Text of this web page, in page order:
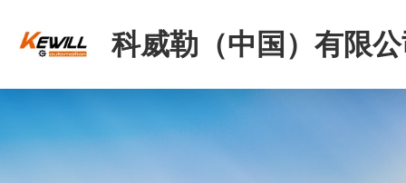
科威勒（中国）有限